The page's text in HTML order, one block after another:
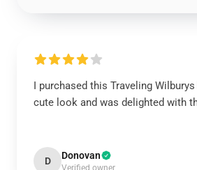
I purchased this Traveling
cute look and was delighted with
D Donovan
Verified owner